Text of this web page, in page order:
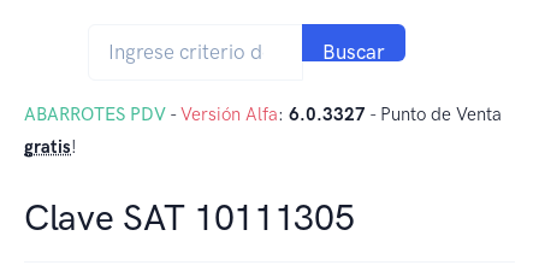
Buscar
ABARROTES PDV -Versión Alfa: 6.0.3327 - Punto de Venta
gratis!
Clave SAT 10111305